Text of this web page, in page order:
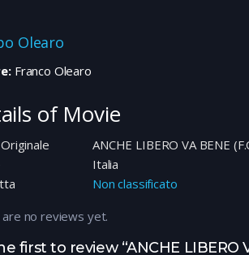
Olearo
Franco Olearo
of Movie
ANCHE LIBERO VA BENE
Italia
Non classificato
first to review “ANCHE LIBERO
no reviews yet.